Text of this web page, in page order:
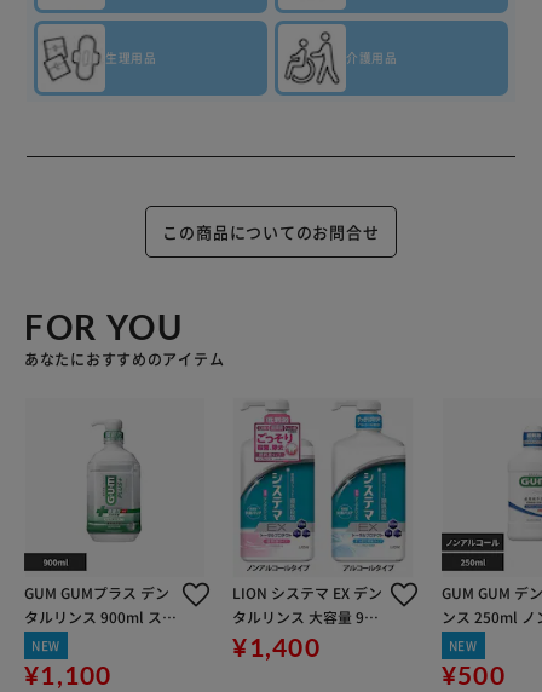
生理用品 介護用品
この商品についてのお問合せ
FOR YOU
あなたにおすすめのアイテム
GUM GUMプラス デン
タルリンス 900ml スッ
キリ爽やかタイプ
NEW
¥1,100
LION システマ EX デン
タルリンス 大容量 900
ml アルコールタイプ
¥1,400
GUM GUM デ
ンス 250ml ノ
ール
NEW
¥500